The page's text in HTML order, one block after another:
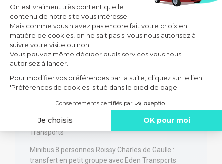
Articles récents
Vols vers le Vietnam : durée du trajet, compagnies
et conseils pratiques
Transport bus Paris – Maurienne Valloire : votre
solution idéale pour rejoindre les stations de ski en
groupe
Transfert aéroport Orly Paris minibus 8 places
Location de bus privé Roissy-Disneyland avec Eden
Transports
Minibus 8 personnes Roissy Charles de Gaulle :
transfert en petit groupe avec Eden Transports